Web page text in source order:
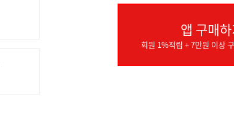
앱 구매
회원 1%적립 + 7만원 이상